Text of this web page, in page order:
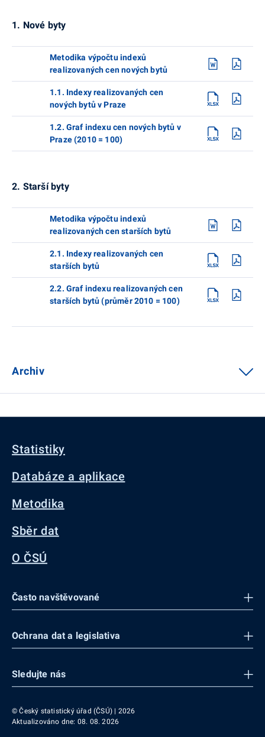
1. Nové byty
Metodika výpočtu indexů
realizovaných cen nových bytů
1.1. Indexy realizovaných cen
nových bytů v Praze
1.2. Graf indexu cen nových bytů v
Praze (2010 = 100)
2. Starší byty
Metodika výpočtu indexů
realizovaných cen starších bytů
2.1. Indexy realizovaných cen
starších bytů
2.2. Graf indexu realizovaných cen
starších bytů (průměr 2010 = 100)
Archiv
Statistiky
Databáze a aplikace
Metodika
Sběr dat
O ČSÚ
Často navštěvované
Ochrana dat a legislativa
Sledujte nás
© Český statistický úřad (ČSÚ) | 2026
Aktualizováno dne: 08. 08. 2026